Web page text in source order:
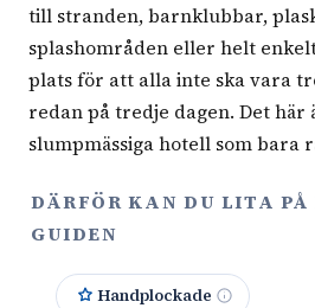
till stranden, barnklubbar,
splashområden eller helt
plats för att alla inte ska vara
redan på tredje dagen. Det här
slumpmässiga hotell som bara
DÄRFÖR KAN DU LITA PÅ
GUIDEN
Handplockade